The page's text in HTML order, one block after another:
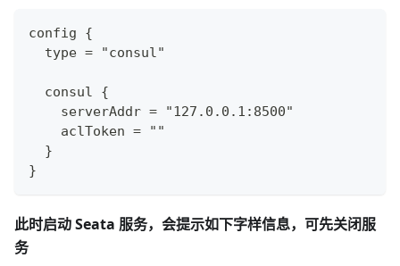
config {
  type = "consul"
  consul {
    serverAddr = "127.0.0.1:8500"
    aclToken = ""
  }
}
此时启动 Seata 服务，会提示如下字样信息，可先关闭服
务